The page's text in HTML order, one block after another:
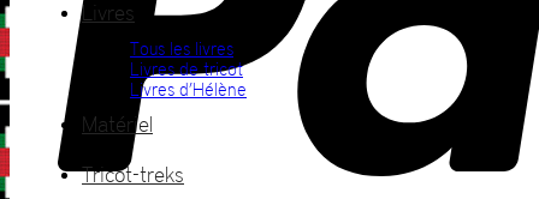
Livres
Tous les livres
Livres de tricot
Livres d’Hélène
Matériel
Tricot-treks